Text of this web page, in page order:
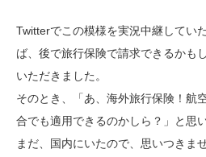
Twitterでこの模様を実況中継してい
ば、後で旅行保険で請求できるかも
いただきました。
そのとき、「あ、海外旅行保険！航
合でも適用できるのかしら？」と思
まだ、国内にいたので、思いつきま